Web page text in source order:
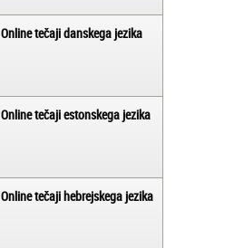
Online tečaji danskega jezika
Online tečaji estonskega jezika
Online tečaji hebrejskega jezika